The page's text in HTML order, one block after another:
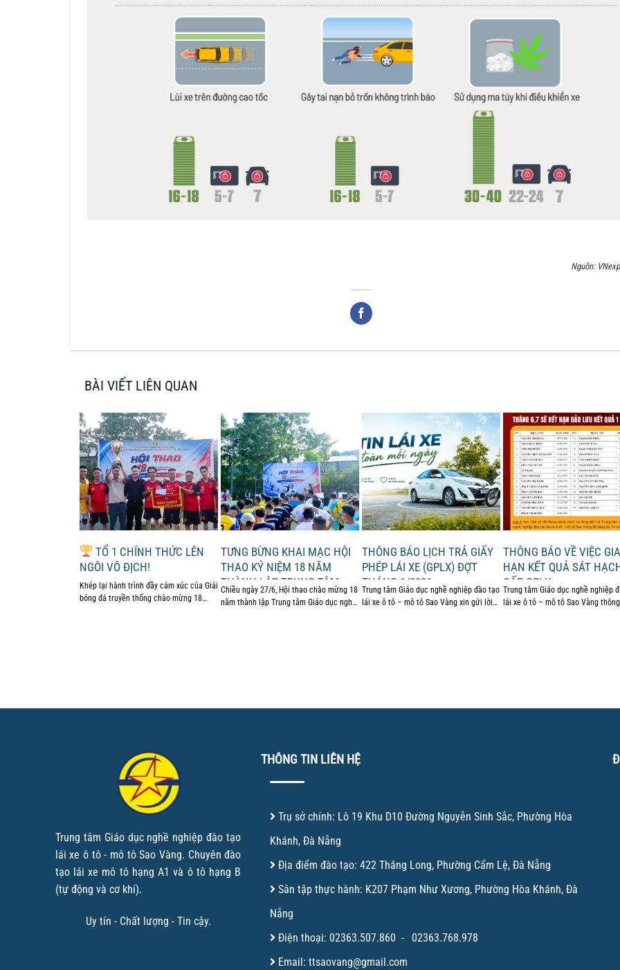
Nguồn:
BÀI VIẾT LIÊN QUAN
TỔ 1 CHÍNH THỨC LÊN
NGÔI VÔ ĐỊCH!
Khép lại hành trình đầy cảm xúc của Giải
bóng đá truyền thống chào mừng 18
TƯNG BỪNG KHAI MẠC HỘI
THAO KỶ NIỆM 18 NĂM
THÀNH LẬP TRUNG TÂM
SAO VÀNG
Chiều ngày 27/6, Hội thao chào mừng 18
năm thành lập Trung tâm Giáo dục nghề
THÔNG BÁO LỊCH TRẢ GIẤY
PHÉP LÁI XE (GPLX) ĐỢT
THÁNG 6/2026
Trung tâm Giáo dục nghề nghiệp đào tạo
lái xe ô tô – mô tô Sao Vàng xin gửi lời
THÔNG BÁO VỀ VIỆC GIA
HẠN KẾT QUẢ SÁT
CẤP GPLX
Trung tâm Giáo dục nghề nghiệp
lái xe ô tô – mô tô Sao Vàng
Trung tâm Giáo dục nghề nghiệp đào tạo
lái xe ô tô - mô tô Sao Vàng. Chuyên đào
tạo lái xe mô tô hạng A1 và ô tô hạng B
(tự động và cơ khí).
Uy tín - Chất lượng - Tin cậy.
THÔNG TIN LIÊN HỆ
Trụ sở chính: Lô 19 Khu D10 Đường Nguyễn Sinh Sắc, Phường Hòa
Khánh, Đà Nẵng
Địa điểm đào tạo: 422 Thăng Long, Phường Cẩm Lệ, Đà Nẵng
Sân tập thực hành: K207 Phạm Như Xương, Phường Hòa Khánh, Đà
Nẵng
Điện thoại: 02363.507.860 - 02363.768.978
Email: ttsaovang@gmail.com